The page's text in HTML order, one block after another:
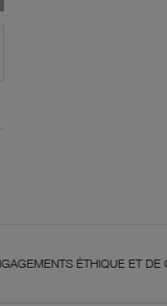
ÉTHIQUE ET DE QUALITÉ